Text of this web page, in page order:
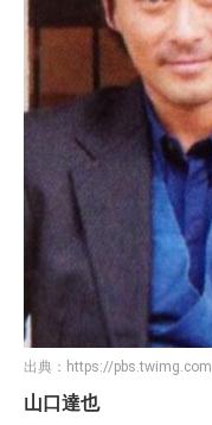
出典： https://pbs.twimg.com
山口達也